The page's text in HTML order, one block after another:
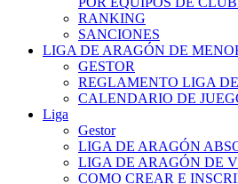
RANKING
SANCIONES
LIGA DE ARAGÓN DE
GESTOR
REGLAMENTO LIGA
CALENDARIO DE
Liga
Gestor
LIGA DE ARAGÓN
LIGA DE ARAGÓN DE
COMO CREAR E